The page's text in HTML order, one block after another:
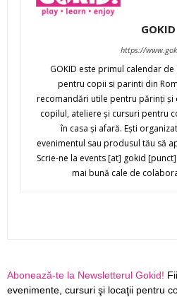
GOKID
https://
GOKID este primul calendar
pentru copii si parinti din
recomandări utile pentru părinţi şi
copilul, ateliere şi cursuri pentru
în casa şi afară. Eşti
evenimentul sau produsul tău să
Scrie-ne la events [at] gokid
mai bună cale de
Abonează-te la Newsletterul Gokid!
evenimente, cursuri şi locaţii pentru